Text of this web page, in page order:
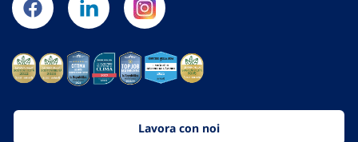
Lavora con noi